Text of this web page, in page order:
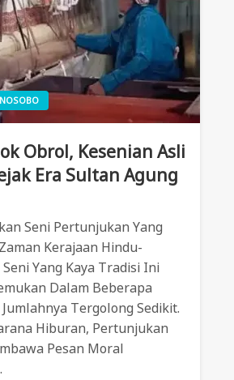
Obrol, Kesenian Asli
Era Sultan Agung
Seni Pertunjukan Yang
Kerajaan Hindu-
Yang Kaya Tradisi Ini
Dalam Beberapa
Tergolong Sedikit.
Hiburan, Pertunjukan
Pesan Moral